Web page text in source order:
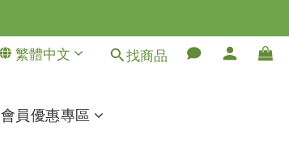
繁體中文 找商品
會員優惠專區